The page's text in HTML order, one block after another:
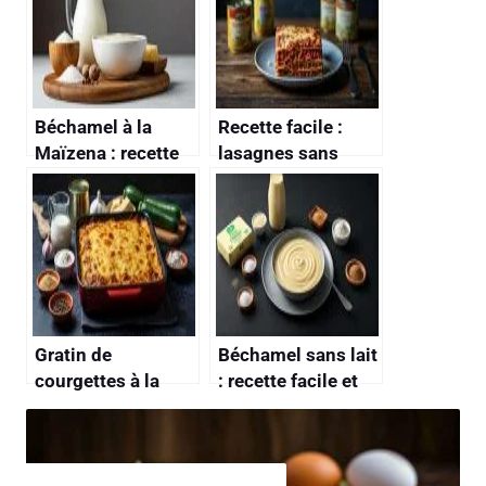
Béchamel à la
Maïzena : recette
Facile et Rapide
Recette facile :
lasagnes sans
béchamel
Gratin de
courgettes à la
béchamel : recette
facile
Béchamel sans lait
: recette facile et
délicieuse